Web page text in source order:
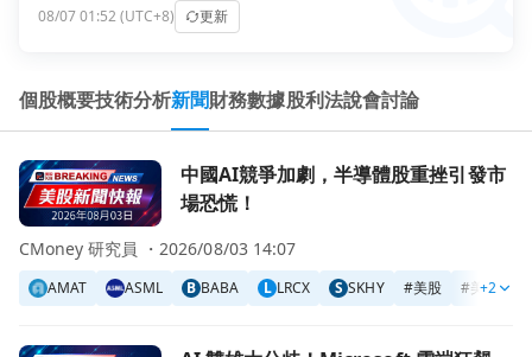
08/07 01:52 (UTC+8)
更新
個股概要技術分析新聞財務數據股利法說會討論
前往中國AI競爭加劇，半導體股重挫引發市場恐慌！頁面
中國AI競爭加劇，半導體股重挫引發市
場恐慌！
AMAT ASML B BABA L LRCX S SKHY #美股 #美股新聞
+2
CMoney 研究員 ・ 2026/08/03 14:07